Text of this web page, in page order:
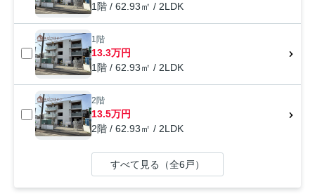
1階 / 62.93㎡ / 2LDK
1階
13.3万円
1階 / 62.93㎡ / 2LDK
2階
13.5万円
2階 / 62.93㎡ / 2LDK
すべて見る（全6戸）